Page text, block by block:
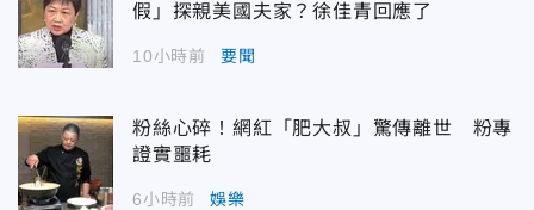
假」探親美國夫家？徐佳青回應了
10小時前 要聞
粉絲心碎！網紅「肥大叔」驚傳離世 粉專
證實噩耗
6小時前 娛樂